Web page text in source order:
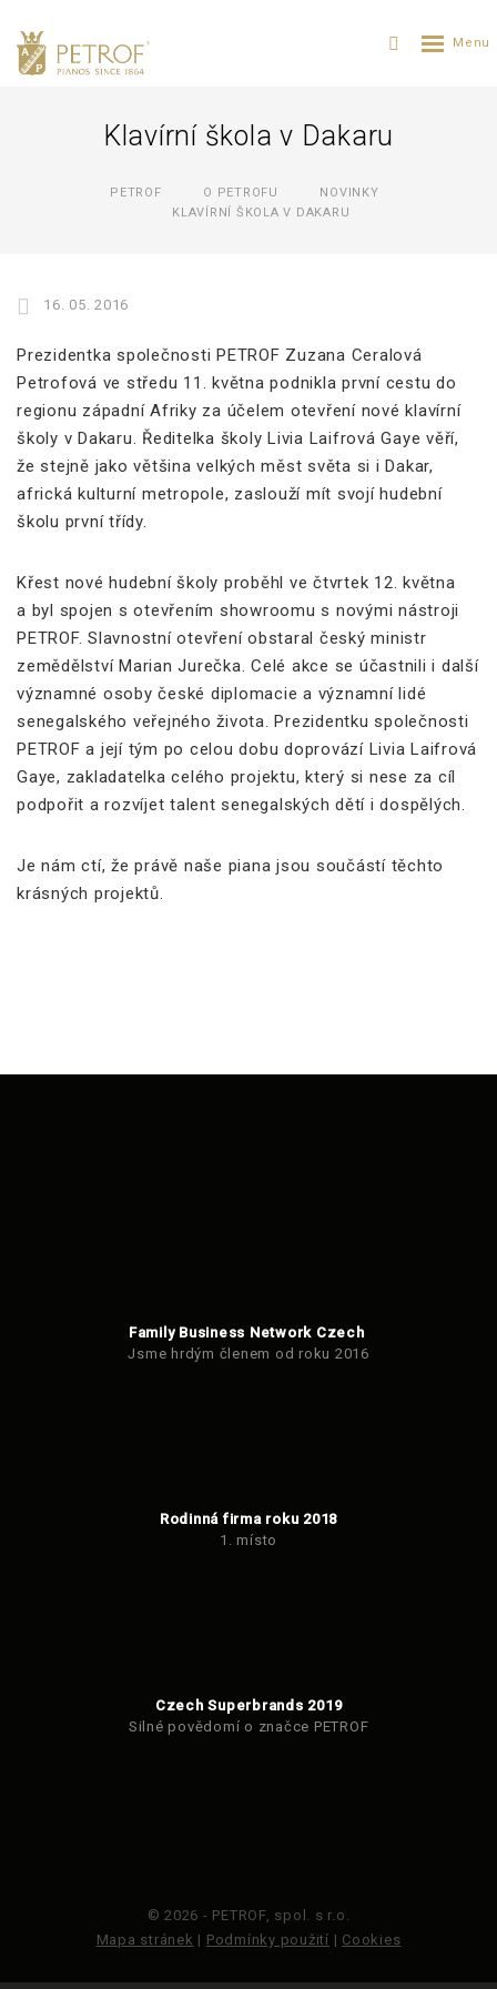
Klavírní škola v Dakaru
PETROF O PETROFU
NOVINKY
KLAVÍRNÍ ŠKOLA V DAKARU
16. 05. 2016
Prezidentka společnosti PETROF Zuzana Ceralová
Petrofová ve středu 11. května podnikla první cestu do
regionu západní Afriky za účelem otevření nové klavírní
školy v Dakaru. Ředitelka školy Livia Laifrová Gaye věří,
že stejně jako většina velkých měst světa si i Dakar,
africká kulturní metropole, zaslouží mít svojí hudební
školu první třídy.
Křest nové hudební školy proběhl ve čtvrtek 12. května
a byl spojen s otevřením showroomu s novými nástroji
PETROF. Slavnostní otevření obstaral český ministr
zemědělství Marian Jurečka. Celé akce se účastnili i další
významné osoby české diplomacie a významní lidé
senegalského veřejného života. Prezidentku společnosti
PETROF a její tým po celou dobu doprovází Livia Laifrová
Gaye, zakladatelka celého projektu, který si nese za cíl
podpořit a rozvíjet talent senegalských dětí i dospělých.
Je nám ctí, že právě naše piana jsou součástí těchto
krásných projektů.
Family Business Network Czech
Jsme hrdým členem od roku 2016
Rodinná firma roku 2018
1. místo
Czech Superbrands 2019
Silné povědomí o značce PETROF
© 2026 - PETROF, spol. s r.o.
Mapa stránek | Podmínky použití | Cookies